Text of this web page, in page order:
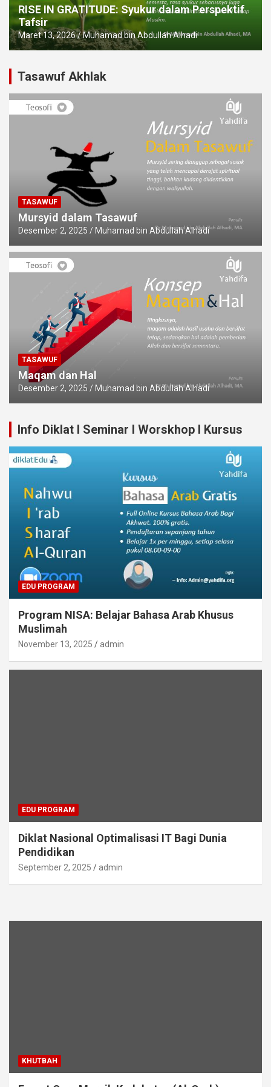
RISE IN GRATITUDE: Syukur dalam Perspektif
Tafsir
Maret 13, 2026 Muhamad bin Abdullah Alhadi
Tasawuf Akhlak
TASAWUF
Mursyid dalam Tasawuf
Desember 2, 2025 Muhamad bin Abdullah Alhadi
TASAWUF
Maqam dan Hal
Desember 2, 2025 Muhamad bin Abdullah Alhadi
Info Diklat I Seminar I Worskhop I Kursus
EDU PROGRAM
Program NISA: Belajar Bahasa Arab Khusus
Muslimah
November 13, 2025 admin
EDU PROGRAM
Diklat Nasional Optimalisasi IT Bagi Dunia
Pendidikan
September 2, 2025 admin
KHUTBAH